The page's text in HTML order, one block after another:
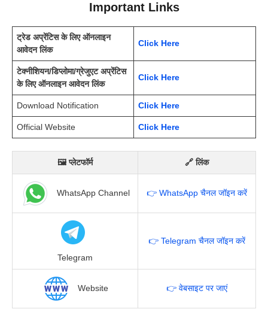
Important Links
ट्रेड अप्रेंटिस के लिए ऑनलाइन
आवेदन लिंक
Click Here
टेक्नीशियन/डिप्लोमा/ग्रेजुएट अप्रेंटिस
के लिए ऑनलाइन आवेदन लिंक
Click Here
Download Notification Click Here
Official Website Click Here
🖼 प्लेटफॉर्म 🔗 लिंक
WhatsApp Channel 👉 WhatsApp चैनल जॉइन करें
Telegram
👉 Telegram चैनल जॉइन करें
Website 👉 वेबसाइट पर जाएं